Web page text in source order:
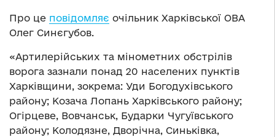
Про це повідомляє очільник Харківської ОВА
Олег Синєгубов.
«Артилерійських та мінометних обстрілів
ворога зазнали понад 20 населених пунктів
Харківщини, зокрема: Уди Богодухівського
району; Козача Лопань Харківського району;
Огірцеве, Вовчанськ, Бударки Чугуївського
району; Колодязне, Дворічна, Синьківка,